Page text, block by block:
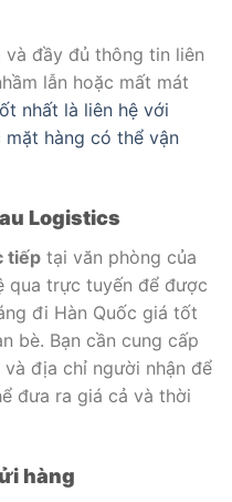
và đầy đủ thông tin liên
lẫn hoặc mất mát
nhất là liên hệ với
hàng có thể vận
Logistics
tiếp tại văn phòng của
qua trực tuyến để được
đi Hàn Quốc giá tốt
bè. Bạn cần cung cấp
địa chỉ người nhận để
đưa ra giá cả và thời
hàng